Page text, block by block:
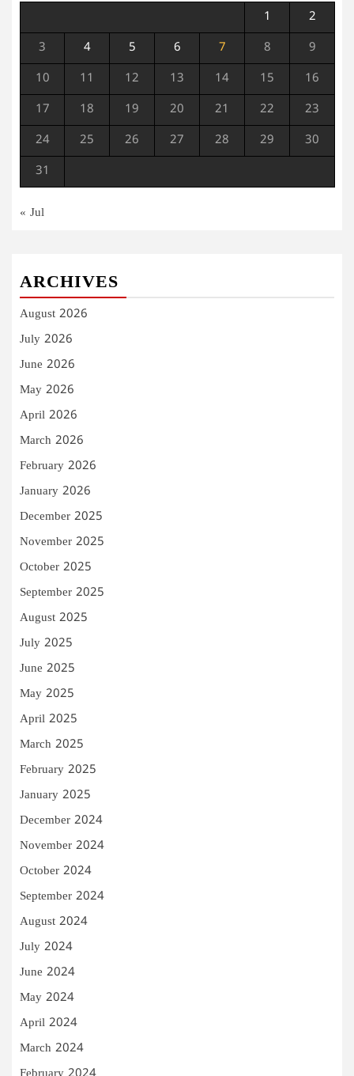
1 2
3 4 5 6 7 8 9
10 11 12 13 14 15 16
17 18 19 20 21 22 23
24 25 26 27 28 29 30
31
« Jul
ARCHIVES
August 2026
July 2026
June 2026
May 2026
April 2026
March 2026
February 2026
January 2026
December 2025
November 2025
October 2025
September 2025
August 2025
July 2025
June 2025
May 2025
April 2025
March 2025
February 2025
January 2025
December 2024
November 2024
October 2024
September 2024
August 2024
July 2024
June 2024
May 2024
April 2024
March 2024